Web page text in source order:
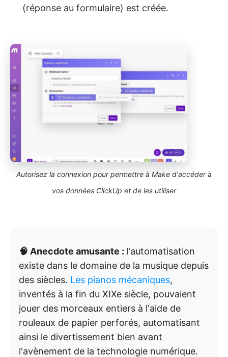
(réponse au formulaire) est créée.
Autorisez la connexion pour permettre à Make d'accéder à
vos données ClickUp et de les utiliser
🧠 Anecdote amusante : l'automatisation
existe dans le domaine de la musique depuis
des siècles. Les pianos mécaniques,
inventés à la fin du XIXe siècle, pouvaient
jouer des morceaux entiers à l'aide de
rouleaux de papier perforés, automatisant
ainsi le divertissement bien avant
l'avènement de la technologie numérique.